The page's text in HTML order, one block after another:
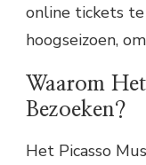
online tickets
hoogseizoen,
Waarom
Bezoeken?
Het Picasso